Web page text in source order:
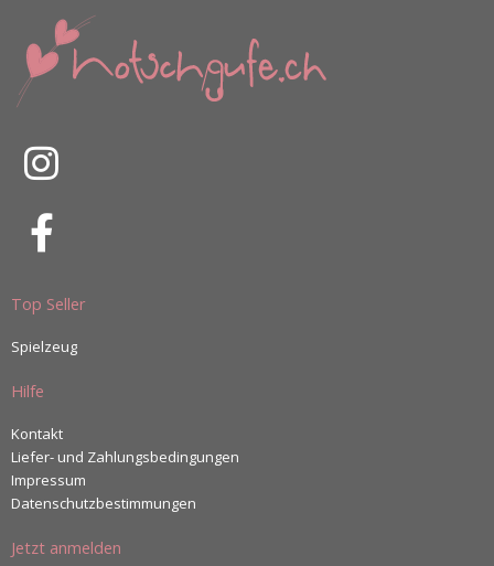
Top Seller
Spielzeug
Hilfe
Kontakt
Liefer- und Zahlungsbedingungen
Impressum
Datenschutzbestimmungen
Jetzt anmelden